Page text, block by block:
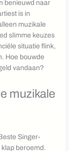
benieuwd naar
is in
muzikale
slimme keuzes
situatie flink,
Hoe bouwde
vandaan?
muzikale
Singer-
beroemd.